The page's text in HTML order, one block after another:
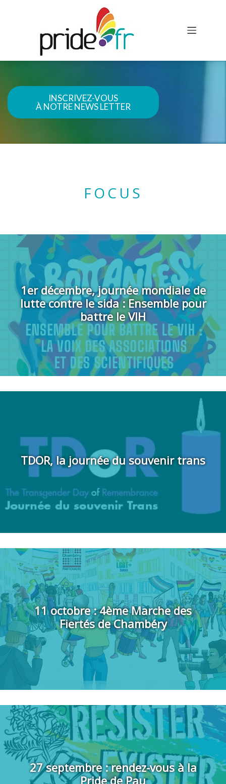
INSCRIVEZ-VOUS
À NOTRE NEWS LETTER
FOCUS
1er décembre, journée mondiale de
lutte contre le sida : Ensemble pour
battre le VIH
TDOR, la journée du souvenir trans
11 octobre : 4ème Marche des
Fiertés de Chambéry
Samedi 11 octobre, Chambéry accueillera sa 4e Marche des
27 septembre : rendez-vous à la
Pride de Pau
Cette année, la Marche a pour thème : « Touche pas à mon genre...
Des manifestations en plein coeur de l'été, pour prolonger les
démonstrations militantes par des...